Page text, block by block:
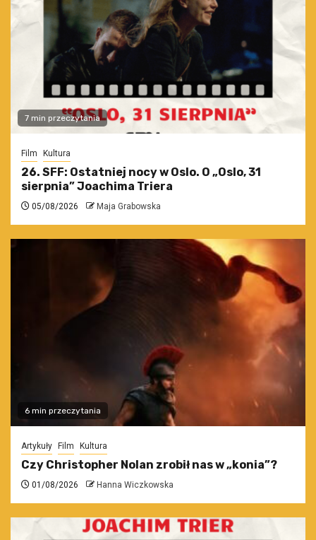
7 min przeczytania
Film Kultura
26. SFF: Ostatniej nocy w Oslo. O „Oslo, 31
sierpnia” Joachima Triera
05/08/2026 Maja Grabowska
6 min przeczytania
Artykuły Film Kultura
Czy Christopher Nolan zrobił nas w „konia”?
01/08/2026 Hanna Wiczkowska